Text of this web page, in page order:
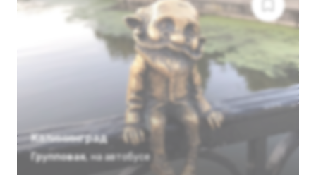
Калининград
Групповая, на автобусе